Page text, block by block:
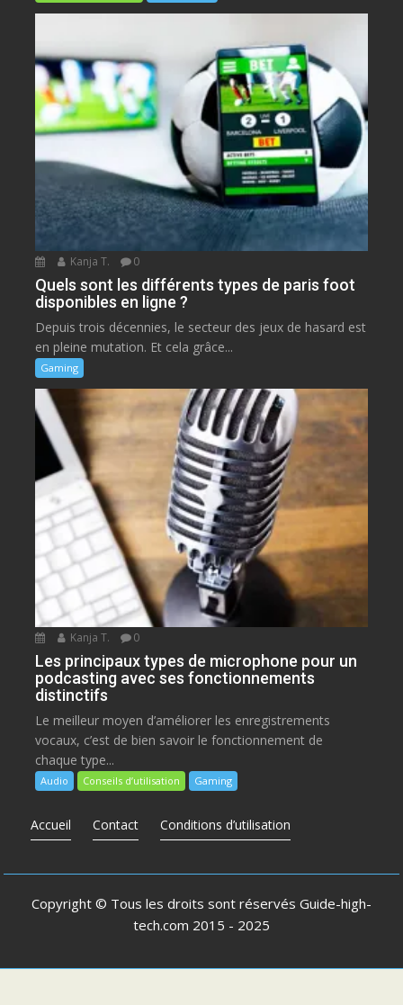
Kanja T. 0
Quels sont les différents types de paris foot
disponibles en ligne ?
Depuis trois décennies, le secteur des jeux de hasard est
en pleine mutation. Et cela grâce...
Gaming
Kanja T. 0
Les principaux types de microphone pour un
podcasting avec ses fonctionnements
distinctifs
Le meilleur moyen d’améliorer les enregistrements
vocaux, c’est de bien savoir le fonctionnement de
chaque type...
Audio Conseils d’utilisation Gaming
Accueil Contact Conditions d’utilisation
Copyright © Tous les droits sont réservés Guide-high-
tech.com 2015 - 2025